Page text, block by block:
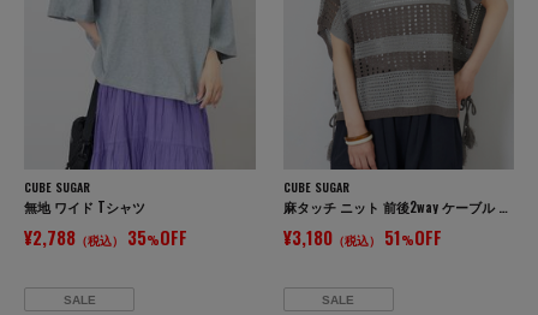
CUBE SUGAR
無地 ワイド Tシャツ
¥2,788 （税込） 35%OFF
CUBE SUGAR
麻タッチ ニット 前後2way ケーブル ベスト
¥3,180（税込） 51%OFF
SALE SALE